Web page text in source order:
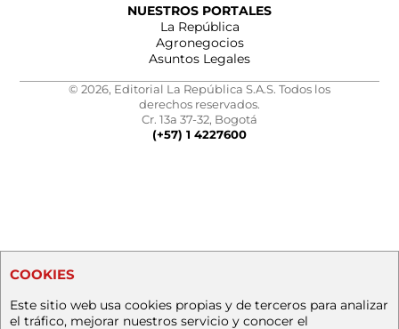
NUESTROS PORTALES
La República
Agronegocios
Asuntos Legales
© 2026, Editorial La República S.A.S. Todos los
derechos reservados.
Cr. 13a 37-32, Bogotá
(+57) 1 4227600
COOKIES
Este sitio web usa cookies propias y de terceros para analizar
el tráfico, mejorar nuestros servicio y conocer el